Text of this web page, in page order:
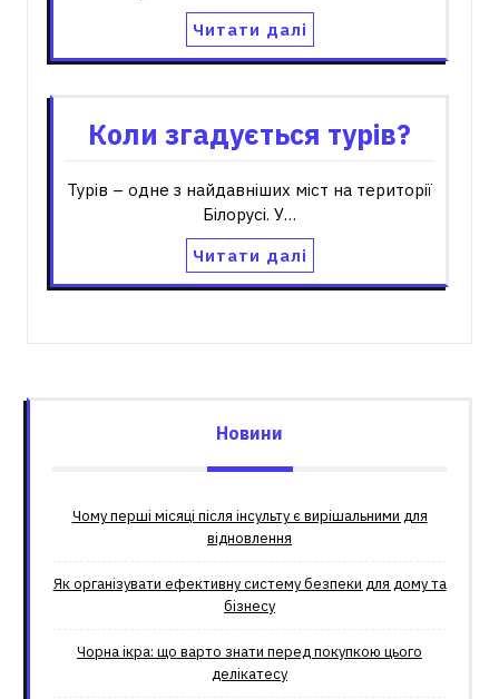
Читати далі
Коли згадується турів?
Турів – одне з найдавніших міст на території
Білорусі. У…
Читати далі
Новини
Чому перші місяці після інсульту є вирішальними для
відновлення
Як організувати ефективну систему безпеки для дому та
бізнесу
Чорна ікра: що варто знати перед покупкою цього
делікатесу